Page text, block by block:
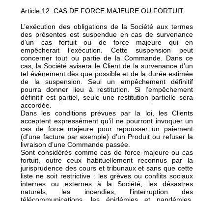
Article 12. CAS DE FORCE MAJEURE OU FORTUIT
L’exécution des obligations de la Société aux termes
des présentes est suspendue en cas de survenance
d’un cas fortuit ou de force majeure qui en
empêcherait l’exécution. Cette suspension peut
concerner tout ou partie de la Commande. Dans ce
cas, la Société avisera le Client de la survenance d’un
tel évènement dès que possible et de la durée estimée
de la suspension. Seul un empêchement définitif
pourra donner lieu à restitution. Si l’empêchement
définitif est partiel, seule une restitution partielle sera
accordée.
Dans les conditions prévues par la loi, les Clients
acceptent expressément qu’il ne pourront invoquer un
cas de force majeure pour repousser un paiement
(d’une facture par exemple) d’un Produit ou refuser la
livraison d’une Commande passée.
Sont considérés comme cas de force majeure ou cas
fortuit, outre ceux habituellement reconnus par la
jurisprudence des cours et tribunaux et sans que cette
liste ne soit restrictive : les grèves ou conflits sociaux
internes ou externes à la Société, les désastres
naturels, les incendies, l’interruption des